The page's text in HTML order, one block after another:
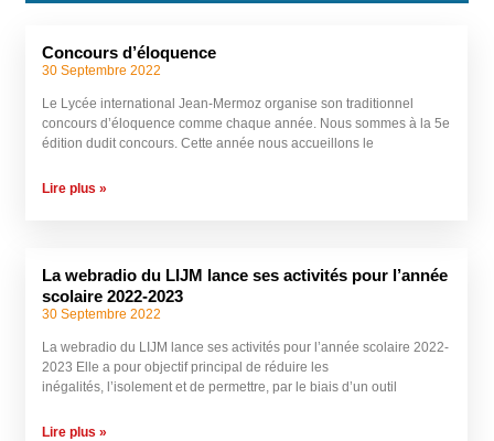
Concours d’éloquence
30 Septembre 2022
Le Lycée international Jean-Mermoz organise son traditionnel
concours d’éloquence comme chaque année. Nous sommes à la 5e
édition dudit concours. Cette année nous accueillons le
Lire plus »
La webradio du LIJM lance ses activités pour l’année
scolaire 2022-2023
30 Septembre 2022
La webradio du LIJM lance ses activités pour l’année scolaire 2022-
2023 Elle a pour objectif principal de réduire les
inégalités, l’isolement et de permettre, par le biais d’un outil
Lire plus »